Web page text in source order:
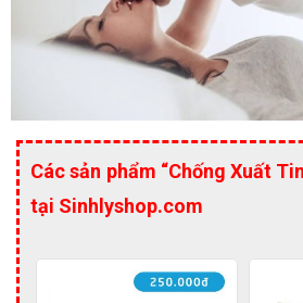
Các sản phẩm “Chống Xuất
tại Sinhlyshop.com